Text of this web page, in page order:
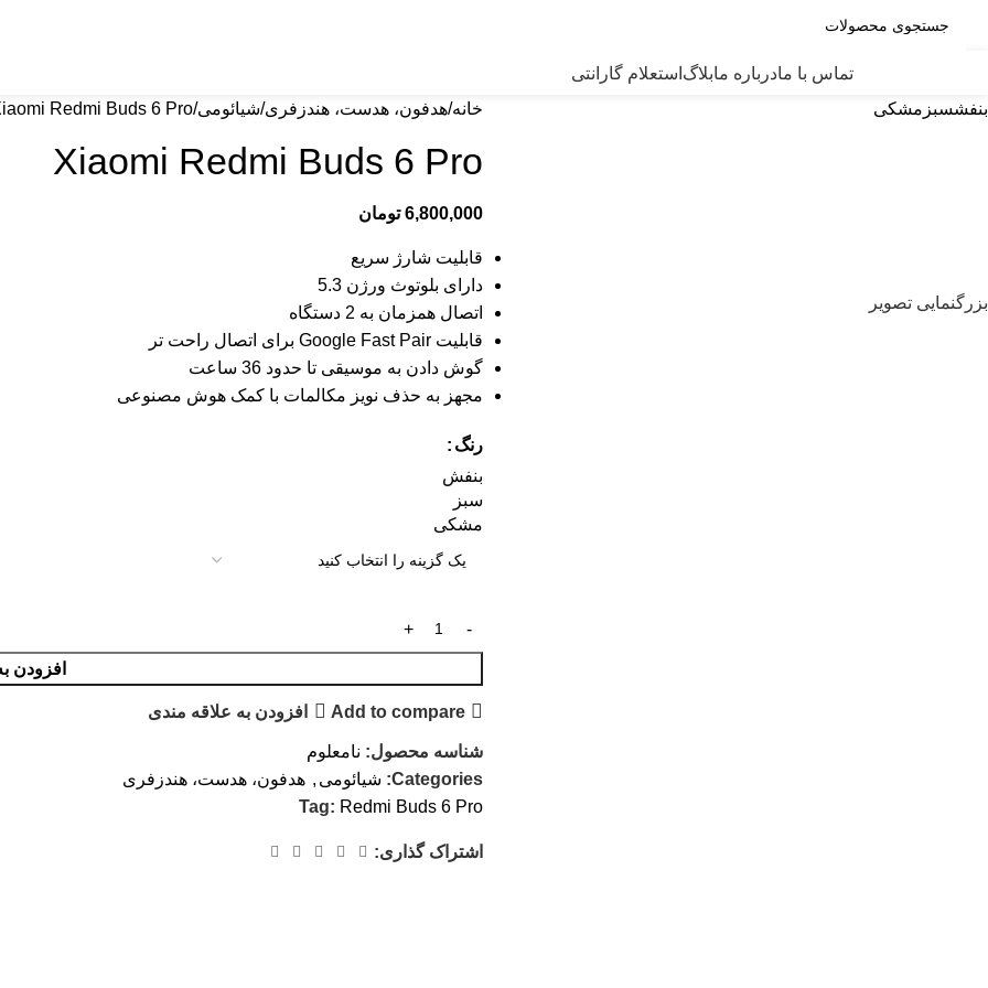
تماس با مادرباره مابلاگ استعلام گارانتی
بنفشسبز مشکی
بزرگنمایی تصویر
خانه هدفون، هدست، هندزفری شیائومی Redmi Buds 6 Pro
Xiaomi Redmi Buds 6 Pro
6,800,000 تومان
قابلیت شارژ سریع
دارای بلوتوث ورژن 5.3
اتصال همزمان به 2 دستگاه
قابلیت Google Fast Pair برای اتصال راحت تر
گوش دادن به موسیقی تا حدود 36 ساعت
مجهز به حذف نویز مکالمات با کمک هوش مصنوعی
رنگ
بنفش
سبز
مشکی
افزودن
Add to compare افزودن به علاقه مندی
شناسه محصول: نامعلوم
Categories: شیائومی , هدفون، هدست، هندزفری
Tag: Redmi Buds 6 Pro
اشتراک گذاری: